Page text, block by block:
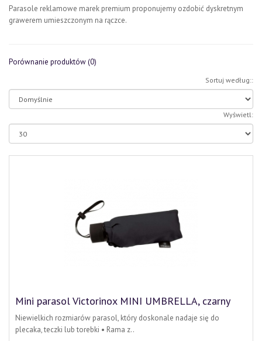
Parasole reklamowe marek premium proponujemy ozdobić dyskretnym
grawerem umieszczonym na rączce.
Porównanie produktów (0)
Sortuj według::
Wyświetl:
Mini parasol Victorinox MINI UMBRELLA, czarny
Niewielkich rozmiarów parasol, który doskonale nadaje się do
plecaka, teczki lub torebki • Rama z..